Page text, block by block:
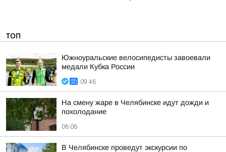
ТОП
Южноуральские велосипедисты завоевали
медали Кубка России
09:46
На смену жаре в Челябинске идут дожди и
похолодание
06:06
В Челябинске проведут экскурсии по